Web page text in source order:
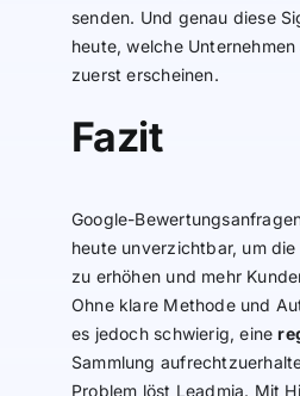
senden. Und genau diese
heute, welche
zuerst erscheinen.
Fazit
Google-
heute unverzichtbar, um die
zu erhöhen und mehr
Ohne klare Methode und
es jedoch schwierig, eine
Sammlung
Problem löst Leadmia. Mit